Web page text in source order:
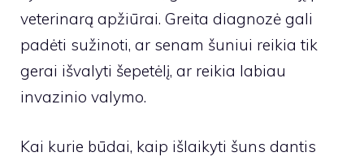
veterinarą apžiūrai. Greita diagnozė gali
padėti sužinoti, ar senam šuniui reikia tik
gerai išvalyti šepetėlį, ar reikia labiau
invazinio valymo.
Kai kurie būdai, kaip išlaikyti šuns dantis